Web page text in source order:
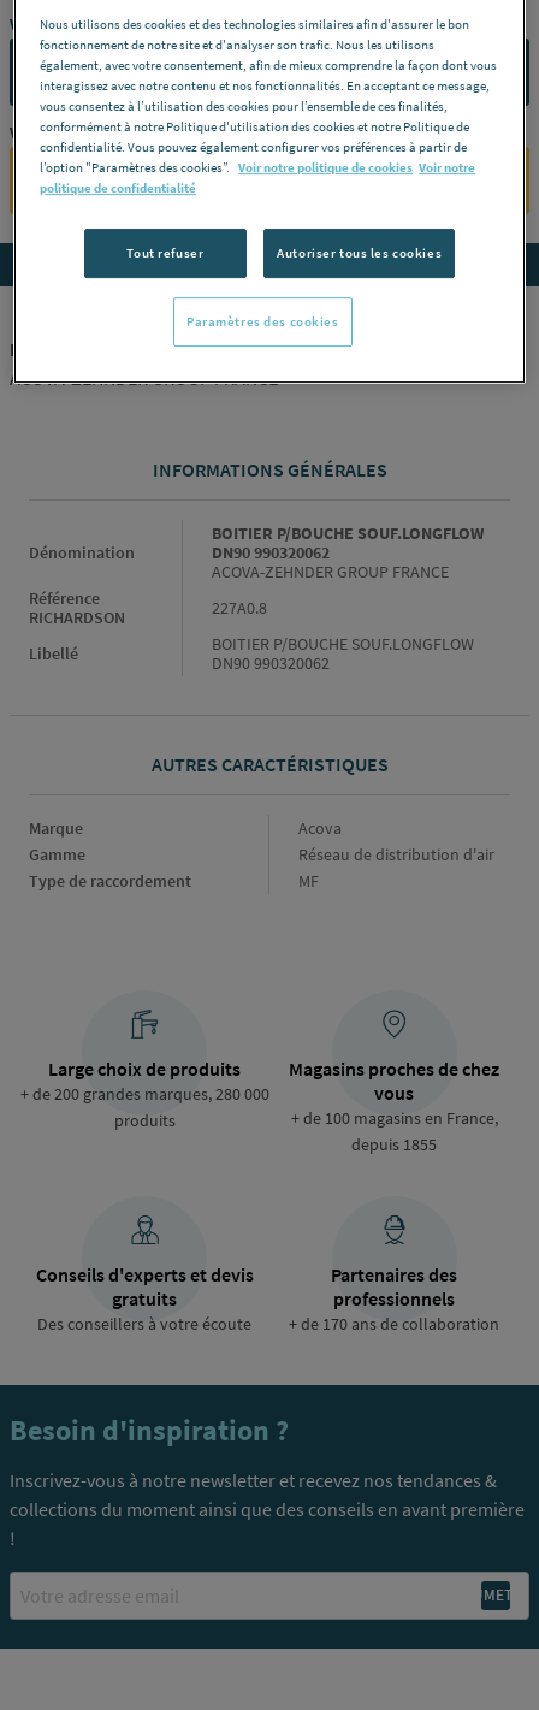
Vous avez un projet ?
CONTACTEZ-NOUS
Vous êtes un professionnel ?
SE CONNECTER
Accedez aux détails du produit
BOITIER P/BOUCHE SOUF.LONGFLOW DN90 990320062
ACOVA-ZEHNDER GROUP FRANCE
INFORMATIONS GÉNÉRALES
Informations générales
Dénomination
BOITIER P/BOUCHE SOUF.LONGFLOW
DN90 990320062
ACOVA-ZEHNDER GROUP FRANCE
Référence
RICHARDSON
227A0.8
Libellé
BOITIER P/BOUCHE SOUF.LONGFLOW
DN90 990320062
AUTRES CARACTÉRISTIQUES
Marque Marque
Acova
Gamme
Gamme
Réseau de distribution d'air
Type de raccordement
Type
MF
Large choix de produits
+ de 200 grandes marques, 280 000
produits
Magasins proches de chez
vous
+ de 100 magasins en France,
depuis 1855
Conseils d'experts et devis
gratuits
Des conseillers à votre écoute
Partenaires des
professionnels
+ de 170 ans de collaboration
Besoin d'inspiration ?
Inscrivez-vous à notre newsletter et recevez nos tendances &
collections du moment ainsi que des conseils en avant première
!
Email
Nous utilisons des cookies et des technologies similaires afin d'assurer le bon
fonctionnement de notre site et d'analyser son trafic. Nous les utilisons
également, avec votre consentement, afin de mieux comprendre la façon dont vous
interagissez avec notre contenu et nos fonctionnalités. En acceptant ce message,
vous consentez à l’utilisation des cookies pour l’ensemble de ces finalités,
conformément à notre Politique d'utilisation des cookies et notre Politique de
confidentialité. Vous pouvez également configurer vos préférences à partir de
l’option "Paramètres des cookies”. Voir notre politique de cookies Voir notre
politique de confidentialité
Tout refuser Autoriser tous les cookies
Paramètres des cookies